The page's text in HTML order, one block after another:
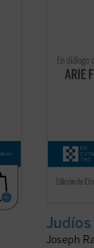
del
Joseph